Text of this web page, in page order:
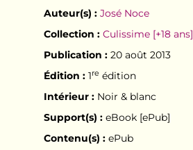
Auteur(s) : José Noce
Collection : Culissime [+18 ans]
Publication :20 août 2013
Édition :1re édition
Intérieur :Noir & blanc
Support(s) :eBook [ePub]
Contenu(s) :ePub